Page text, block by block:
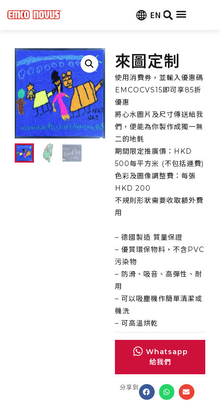
EN
來圖定制
使用消費券，並輸入優惠碼
EMCOCVS15即可享85折
優惠
將心水圖片及尺寸傳送給我
們，便能為你製作成獨一無
二的地氈
期間限定推廣價：HKD
500每平方米 (不包括運費)
色彩及圖像調整費：每張
HKD 200
不規則形狀需要收取額外費
用
– 德國製造 質量保證
– 優質環保物料，不含PVC
污染物
– 防滑、吸音、高彈性、耐
用
– 可以吸塵機作簡單清潔或
機洗
– 可高溫烘乾
Whatsapp
給我們
分享到